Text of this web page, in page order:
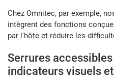
Chez Omnitec, par exemple,
intègrent des fonctions
par l'hôte et réduire les
Serrures
indicateurs visuels